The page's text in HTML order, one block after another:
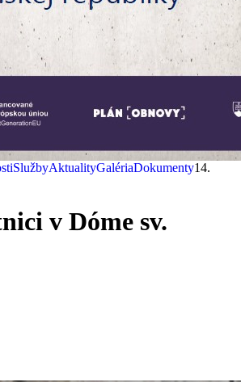
SlužbyAktualityGalériaDokumenty14.
v Dóme sv.